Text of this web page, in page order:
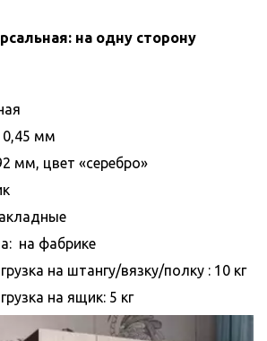
на одну сторону
мм
мм, цвет «серебро»
на фабрике
на штангу/вязку/полку : 10 кг
на ящик: 5 кг